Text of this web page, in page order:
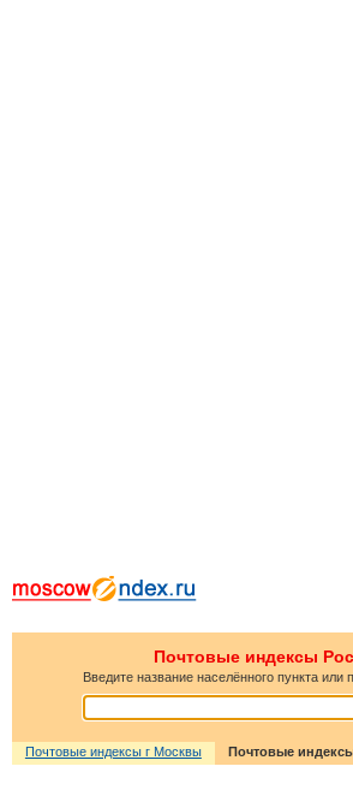
Почтовые индексы
Введите название населённого пункта или
Почтовые индексы г Москвы Почтовые